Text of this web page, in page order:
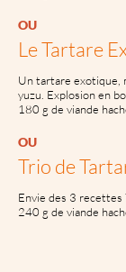
OU
Le Tartare
Un tartare exotique,
yuzu. Explosion en
180 g de viande
OU
Trio de
Envie des 3 recettes
240 g de viande